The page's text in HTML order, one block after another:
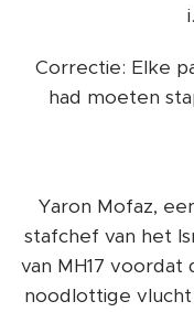
Correctie: Elke
had moeten
Yaron Mofaz,
stafchef van het
van MH17
noodlottige